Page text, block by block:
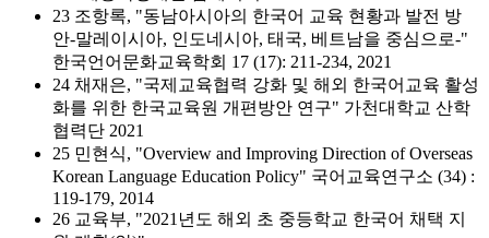
23 조항록, "동남아시아의 한국어 교육 현황과 발전 방
안-말레이시아, 인도네시아, 태국, 베트남을 중심으로-"
한국언어문화교육학회 17 (17): 211-234, 2021
24 채재은, "국제교육협력 강화 및 해외 한국어교육 활성
화를 위한 한국교육원 개편방안 연구" 가천대학교 산학
협력단 2021
25 민현식, "Overview and Improving Direction of Overseas
Korean Language Education Policy" 국어교육연구소 (34) :
119-179, 2014
26 교육부, "2021년도 해외 초 중등학교 한국어 채택 지